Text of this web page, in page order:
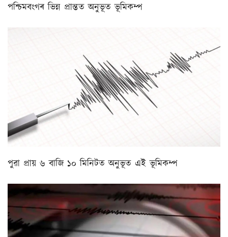
পশ্চিমবংগৰ ভিন্ন প্ৰান্তত অনুভূত ভূমিকম্প
পুৱা প্ৰায় ৬ বাজি ১০ মিনিটত অনুভূত এই ভূমিকম্প